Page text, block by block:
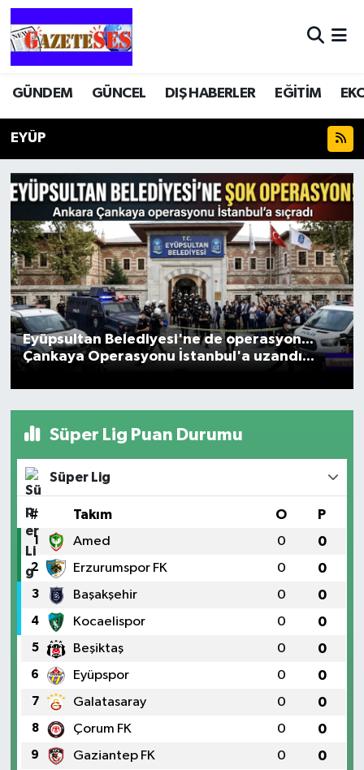
GÜNDEM GÜNCEL DIŞ HABERLER EĞİTİM
EYÜP
Eyüpsultan Belediyesi'ne de operasyon...
Çankaya Operasyonu İstanbul'a uzandı...
Süper Lig Puan Durumu
Süper Lig
# Takım O P
1 Amed 0 0
2 Erzurumspor FK 0 0
3 Başakşehir 0 0
4 Kocaelispor 0 0
5 Beşiktaş 0 0
6 Eyüpspor 0 0
7 Galatasaray 0 0
8 Çorum FK 0 0
9 Gaziantep FK 0 0